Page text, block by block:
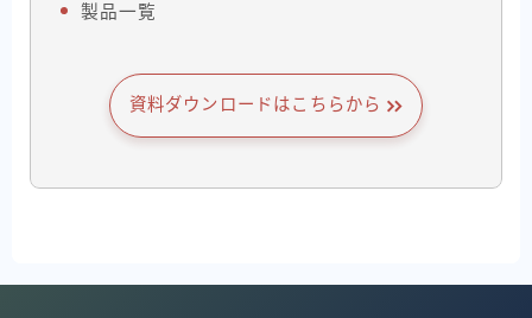
製品一覧
資料ダウンロードはこちらから